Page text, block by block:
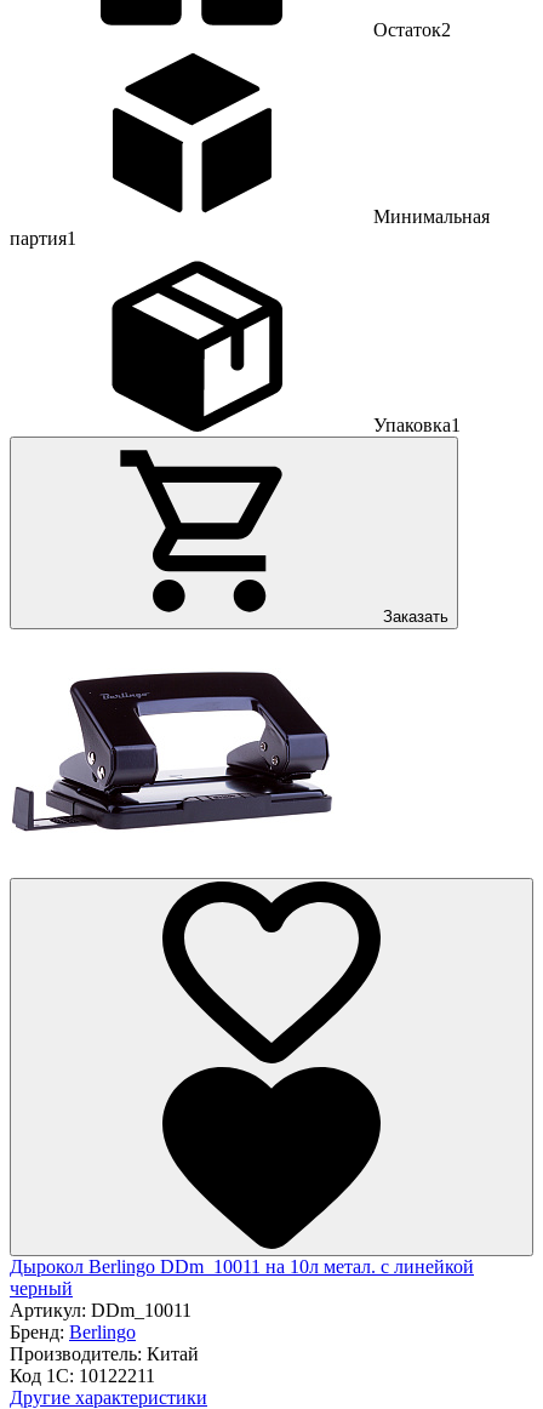
Остаток2
Минимальная
партия1
Упаковка1
Заказать
Дырокол Berlingo DDm_10011 на 10л метал. с линейкой
черный
Артикул: DDm_10011
Бренд: Berlingo
Производитель: Китай
Код 1С: 10122211
Другие характеристики